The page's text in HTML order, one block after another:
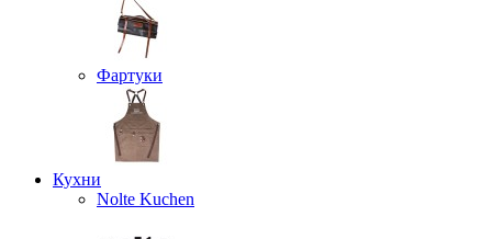
Фартуки
Кухни
Nolte Kuchen